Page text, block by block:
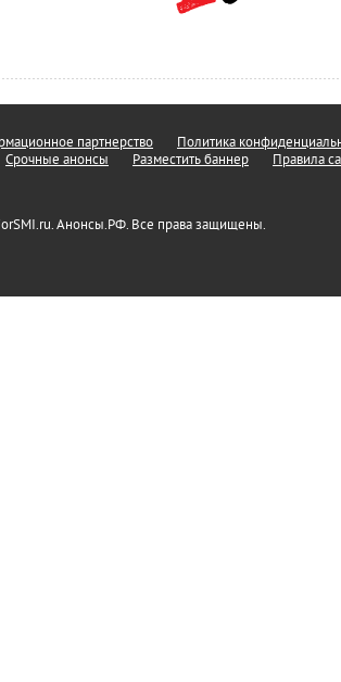
партнерство
Политика
Срочные анонсы Разместить баннер Правила
Анонсы.РФ. Все права защищены.